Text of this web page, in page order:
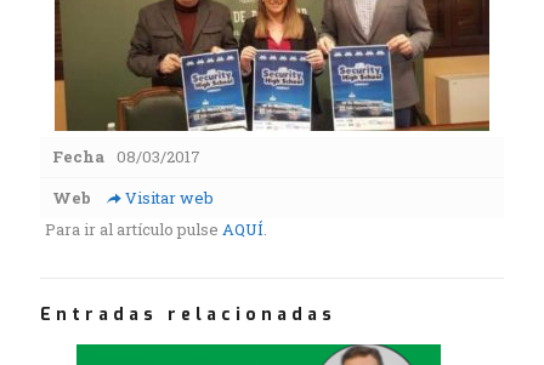
Fecha 08/03/2017
Web
Visitar web
Para ir al artículo pulse AQUÍ.
Entradas relacionadas